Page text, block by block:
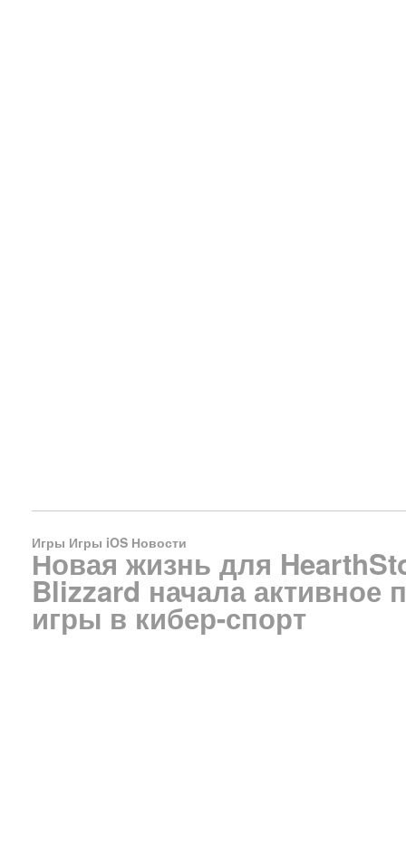
Игры Игры iOS Новости
Новая жизнь для
Blizzard начала активное
игры в кибер-спорт